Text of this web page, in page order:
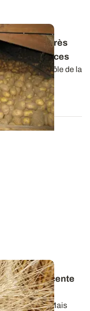
terre - L’après
conséquences
pour le contrôle de la
très récente
et de l’eau. Mais